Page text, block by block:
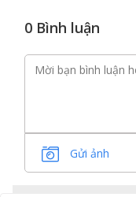
0 Bình luận
Gửi ảnh